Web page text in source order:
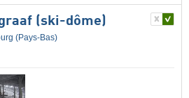
(ski-dôme)
(Pays-Bas)